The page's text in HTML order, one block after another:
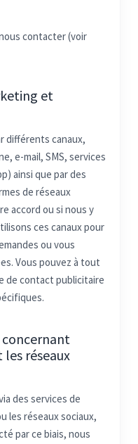
contacter (voir
et
différents canaux,
e-mail, SMS, services
ainsi que par des
de réseaux
accord ou si nous y
ces canaux pour
ou vous
Vous pouvez à tout
de contact publicitaire
concernant
réseaux
des services de
les réseaux sociaux,
par ce biais, nous